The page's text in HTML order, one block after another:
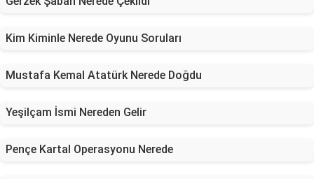
Kim Kiminle Nerede Oyunu Soruları
Mustafa Kemal Atatürk Nerede Doğdu
Yeşilçam İsmi Nereden Gelir
Pençe Kartal Operasyonu Nerede